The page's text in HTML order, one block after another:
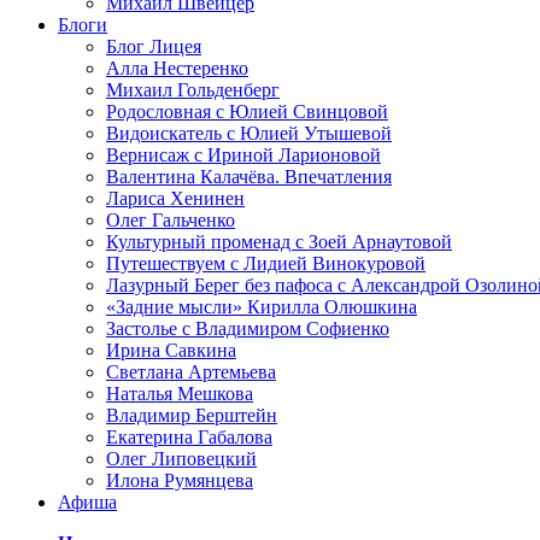
Блоги
Блог Лицея
Алла Нестеренко
Михаил Гольденберг
Родословная с Юлией Свинцовой
Видоискатель с Юлией Утышевой
Вернисаж с Ириной Ларионовой
Валентина Калачёва. Впечатления
Лариса Хенинен
Олег Гальченко
Культурный променад с Зоей Арнаутовой
Путешествуем с Лидией Винокуровой
Лазурный Берег без пафоса с Александрой
«Задние мысли» Кирилла Олюшкина
Застолье с Владимиром Софиенко
Ирина Савкина
Светлана Артемьева
Наталья Мешкова
Владимир Берштейн
Екатерина Габалова
Олег Липовецкий
Илона Румянцева
Афиша